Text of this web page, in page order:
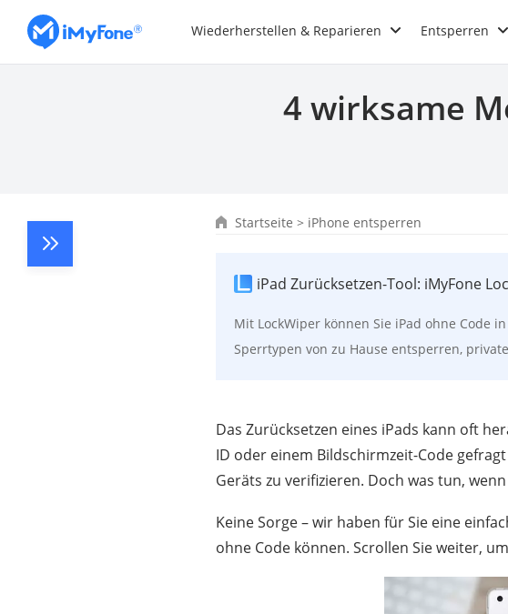
Wiederherstellen & Reparieren Entsperren
4 wirksame
Startseite > iPhone entsperren
iPad Zurücksetzen-Tool: iMyFone
Mit LockWiper können Sie iPad ohne Code
Sperrtypen von zu Hause entsperren,
Das Zurücksetzen eines iPads kann oft
ID oder einem Bildschirmzeit-Code
Geräts zu verifizieren. Doch was tun,
Keine Sorge – wir haben für Sie eine
ohne Code können. Scrollen Sie weiter,